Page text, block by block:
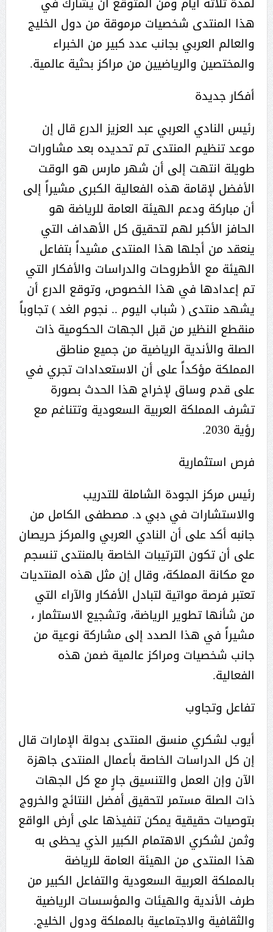
هذا المنتدى شخصيات مرموقة من دول الخليج
والعالم العربي بجانب عدد كبير من الخبراء
والمختصين والرياضيين من مراكز بحثية عالمية.
أفكار جديدة
رئيس النادي العربي عبد العزيز الدرع قال إن
موعد تنظيم المنتدى تم تحديده بعد مشاورات
طويلة انتهت إلى أن شهر مارس هو الوقت
الأفضل لإقامة هذه الفعالية الكبرى مشيراً إلى
أن مباركة ودعم الهيئة العامة للرياضة هو
الحافز الأكبر لهم لتحقيق كل الأهداف التي
ينعقد من أجلها هذا المنتدى مشيداً بتفاعل
الهيئة مع الأطروحات والدراسات والأفكار التي
تم إعدادها في هذا الخصوص، وتوقع الدرع أن
يشهد منتدى ( شباب اليوم .. نجوم الغد ) تجاوباً
منقطع النظير من قبل الجهات الحكومية ذات
الصلة والأندية الرياضية من جميع مناطق
المملكة مؤكداً على أن الاستعدادات تجري في
على قدم وساق لإخراج هذا الحدث بصورة
تشرف المملكة العربية السعودية وتتناغم مع
رؤية 2030.
فرص استثمارية
رئيس مركز الجودة الشاملة للتدريب
والاستشارات في دبي د. مصطفى الكامل من
جانبه أكد على أن النادي العربي والمركز حريصان
على أن تكون الترتيبات الخاصة بالمنتدى تنسجم
مع مكانة المملكة، وقال إن مثل هذه المنتديات
تعتبر فرصة مواتية لتبادل الأفكار والآراء التي
من شأنها تطوير الرياضة، وتشجيع الاستثمار ،
مشيراً في هذا الصدد إلى مشاركة نوعية من
جانب شخصيات ومراكز عالمية ضمن هذه
الفعالية.
تفاعل وتجاوب
أيوب لشكري منسق المنتدى بدولة الإمارات قال
إن كل الدراسات الخاصة بأعمال المنتدى جاهزة
الآن وإن العمل والتنسيق جارٍ مع كل الجهات
ذات الصلة مستمر لتحقيق أفضل النتائج والخروج
بتوصيات حقيقية يمكن تنفيذها على أرض الواقع
وثمن لشكري الاهتمام الكبير الذي يحظى به
هذا المنتدى من الهيئة العامة للرياضة
بالمملكة العربية السعودية والتفاعل الكبير من
طرف الأندية والهيئات والمؤسسات الرياضية
والثقافية والاجتماعية بالمملكة ودول الخليج.